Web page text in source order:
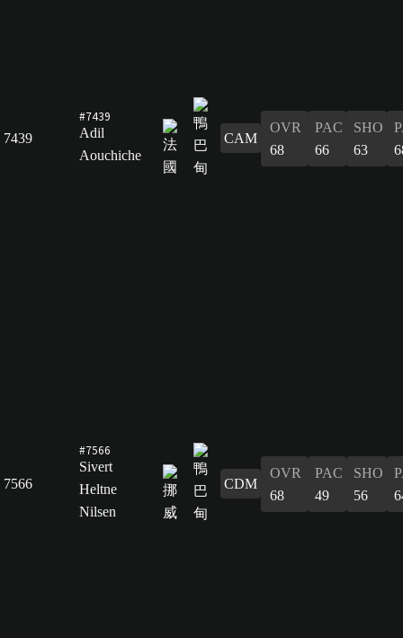
7439
#7439
Adil
Aouchiche
CAM
OVR
68
PAC
66
SHO
63
7566
#7566
Sivert
Heltne
Nilsen
CDM
OVR
68
PAC
49
SHO
56